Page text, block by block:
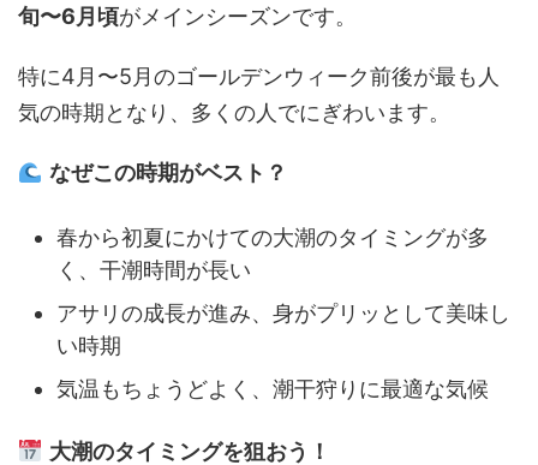
旬〜6月頃がメインシーズンです。
特に4月〜5月のゴールデンウィーク前後が最も人
気の時期となり、多くの人でにぎわいます。
なぜこの時期がベスト？
春から初夏にかけての大潮のタイミングが多
く、干潮時間が長い
アサリの成長が進み、身がプリッとして美味し
い時期
気温もちょうどよく、潮干狩りに最適な気候
大潮のタイミングを狙おう！